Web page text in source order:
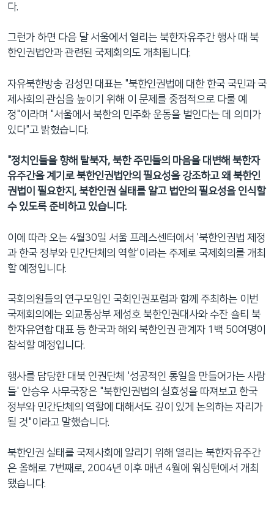
다.
그런가 하면 다음 달 서울에서 열리는 북한자유주간 행사 때 북
한인권법안과 관련된 국제회의도 개최됩니다.
자유북한방송 김성민 대표는 "북한인권법에 대한 한국 국민과 국
제사회의 관심을 높이기 위해 이 문제를 중점적으로 다룰 예
정"이라며 "서울에서 북한의 민주화 운동을 벌인다는 데 의미가
있다"고 밝혔습니다.
"정치인들을 향해 탈북자, 북한 주민들의 마음을 대변해 북한자
유주간을 계기로 북한인권법안의 필요성을 강조하고 왜 북한인
권법이 필요한지, 북한인권 실태를 알고 법안의 필요성을 인식할
수 있도록 준비하고 있습니다.
이에 따라 오는 4월30일 서울 프레스센터에서 '북한인권법 제정
과 한국 정부와 민간단체의 역할'이라는 주제로 국제회의를 개최
할 예정입니다.
국회의원들의 연구모임인 국회인권포럼과 함께 주최하는 이번
국제회의에는 외교통상부 제성호 북한인권대사와 수잔 숄티 북
한자유연합 대표 등 한국과 해외 북한인권 관계자 1백 50여명이
참석할 예정입니다.
행사를 담당한 대북 인권단체 '성공적인 통일을 만들어가는 사람
들' 안승우 사무국장은 "북한인권법의 실효성을 따져보고 한국
정부와 민간단체의 역할에 대해서도 깊이 있게 논의하는 자리가
될 것"이라고 말했습니다.
북한인권 실태를 국제사회에 알리기 위해 열리는 북한자유주간
은 올해로 7번째로, 2004년 이후 매년 4월에 워싱턴에서 개최
됐습니다.